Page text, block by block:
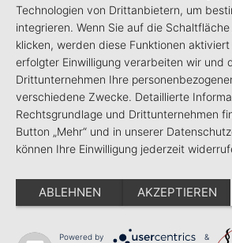
Technologien von Drittanbietern, um
integrieren. Wenn Sie auf die Schaltfläche
klicken, werden diese Funktionen
erfolgter Einwilligung verarbeiten wir und
Drittunternehmen Ihre
verschiedene Zwecke. Detaillierte
Rechtsgrundlage und Drittunternehmen
Button „Mehr“ und in unserer
können Ihre Einwilligung jederzeit
ABLEHNEN AKZEPTIEREN
Powered by &